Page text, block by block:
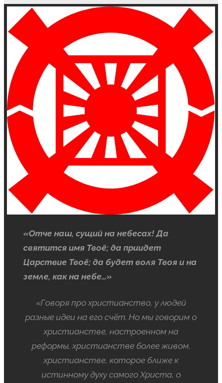
«Отче наш, сущий на небесах! Да
святится имя Твоё; да приидет
Царствие Твоё; да будет воля Твоя и на
земле, как на небе…»
«Говоря про христианство, у людей
разные идеи на его счёт. Но мы говорим о
христианстве, настроенном на
реформы, христианстве более живом,
христианстве, которое ближе к
истинному духу самого Христа, о